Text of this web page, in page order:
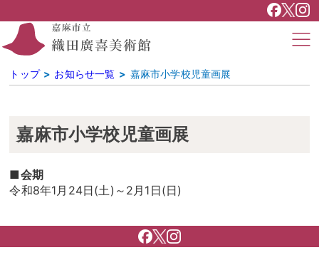
トップ お知らせ一覧 嘉麻市小学校児童画展
嘉麻市小学校児童画展
■会期
令和8年1月24日(土)～2月1日(日)